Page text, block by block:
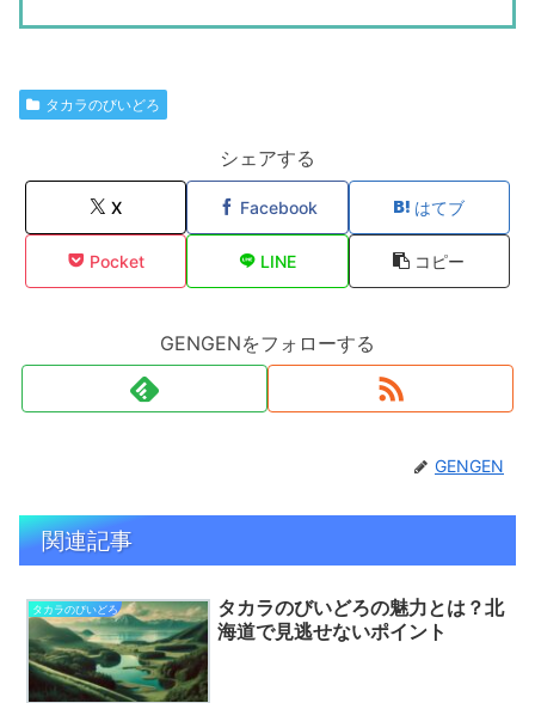
タカラのびいどろ
シェアする
X Facebook はてブ
Pocket LINE コピー
GENGENをフォローする
GENGEN
関連記事
タカラのびいどろ
タカラのびいどろの魅力とは？北
海道で見逃せないポイント